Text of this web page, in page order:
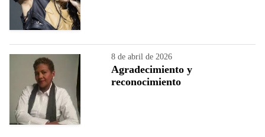
8 de abril de 2026
Agradecimiento y
reconocimiento